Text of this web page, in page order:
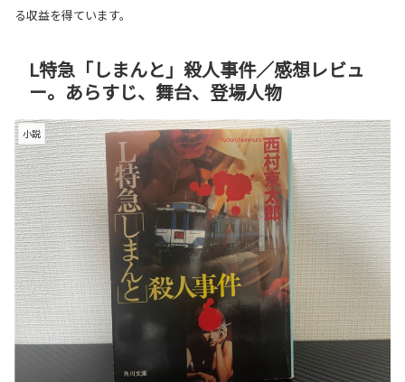
る収益を得ています。
L特急「しまんと」殺人事件／感想レビュ
ー。あらすじ、舞台、登場人物
小説